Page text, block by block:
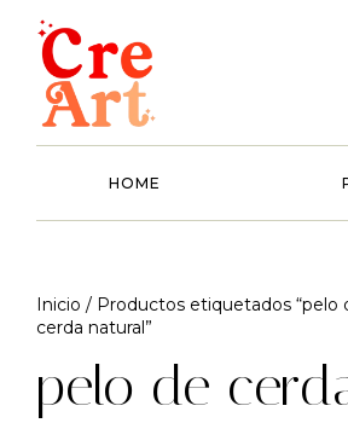
HOME
Inicio / Productos etiquetados “pelo
cerda natural”
pelo de